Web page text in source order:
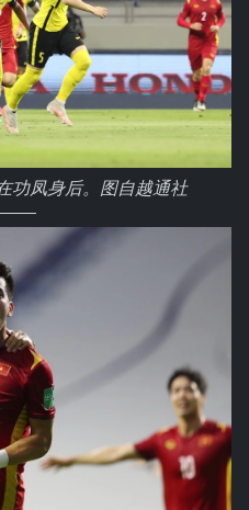
功凤身后。图自越通社